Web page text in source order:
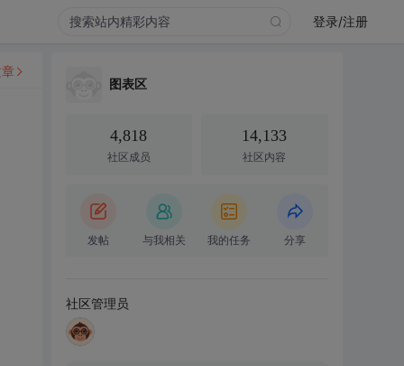
登录/注册
图表区
4,818
社区成员
14,133
社区内容
发帖 与我相关 我的任务 分享
社区管理员